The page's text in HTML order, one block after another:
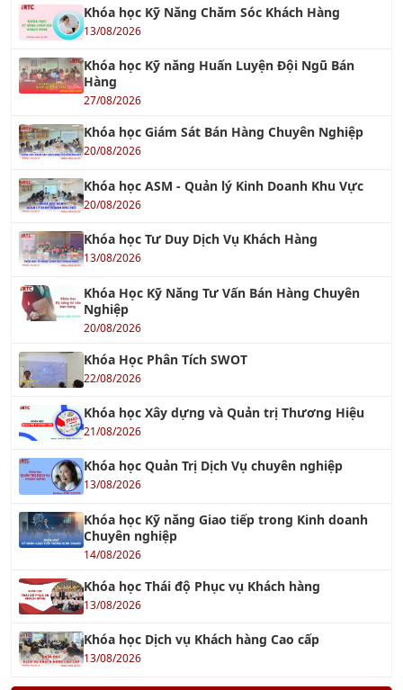
30/10/2016
Tư vấn ISO 45001
18/06/2018
TƯ VẤN ISO 22000 & HACCP
Tư Vấn HACCP - Hệ thống Phân tích Mối nguy
01/10/2016
Tư Vấn ISO 22000 - Hệ Thống Quản Lý An Toàn
Thực Phẩm
26/10/2019
07/04/2018
Tiêu chuẩn ISO 17025
26/07/2018
TƯ VẤN ISO 15378:2015 - TIÊU CHUẨN MỚI VỀ
GMP CHO VẬT LIỆU BAO GÓI DƯỢC PHẨM
17/08/2023
26/07/2018
26/10/2017
Tư vấn Halal - Cơ hội xuất khẩu tới thị trường
Hồi giáo
12/01/2023
nghiệp
29/11/2021